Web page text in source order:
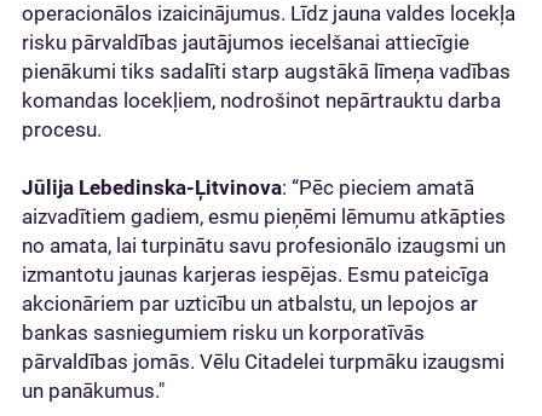
operacionālos izaicinājumus. Līdz jauna valdes locekļa
risku pārvaldības jautājumos iecelšanai attiecīgie
pienākumi tiks sadalīti starp augstākā līmeņa vadības
komandas locekļiem, nodrošinot nepārtrauktu darba
procesu.
Jūlija Lebedinska-Ļitvinova: “Pēc pieciem amatā
aizvadītiem gadiem, esmu pieņēmi lēmumu atkāpties
no amata, lai turpinātu savu profesionālo izaugsmi un
izmantotu jaunas karjeras iespējas. Esmu pateicīga
akcionāriem par uzticību un atbalstu, un lepojos ar
bankas sasniegumiem risku un korporatīvās
pārvaldības jomās. Vēlu Citadelei turpmāku izaugsmi
un panākumus."